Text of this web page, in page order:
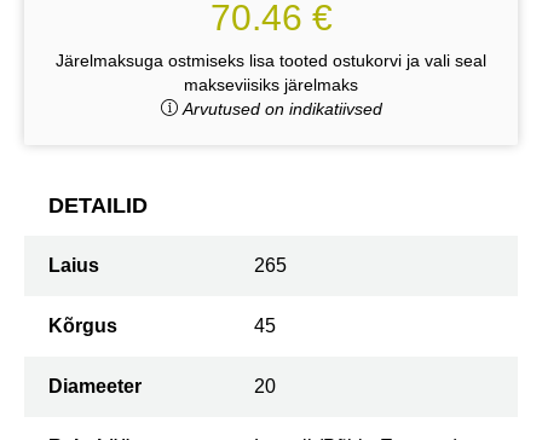
70.46 €
Järelmaksuga ostmiseks lisa tooted ostukorvi ja vali seal
makseviisiks järelmaks
Arvutused on indikatiivsed
DETAILID
Laius 265
Kõrgus 45
Diameeter 20